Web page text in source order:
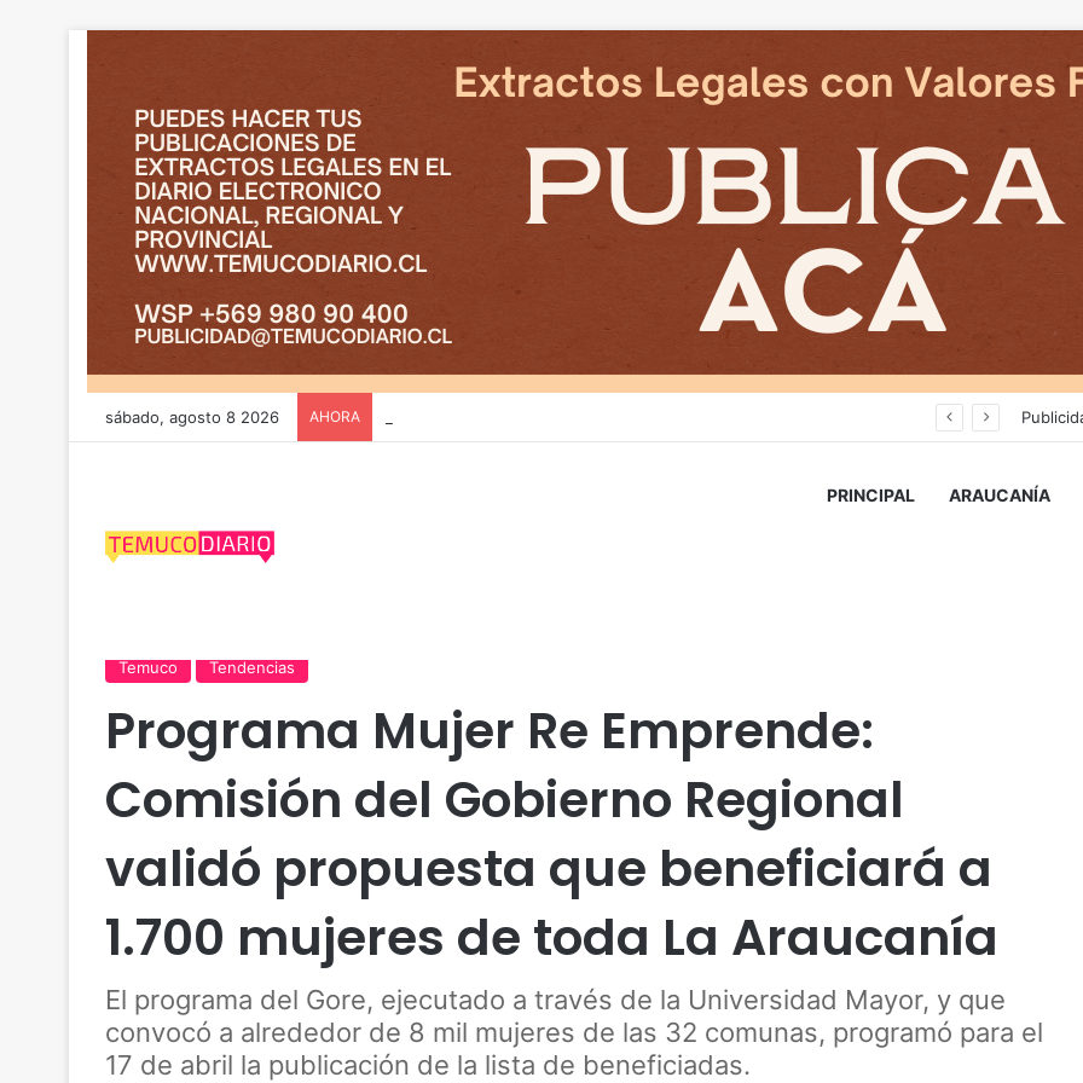
sábado, agosto 8 2026 AHORA
PRINCIPAL ARAUCANÍA
Temuco
Tendencias
Programa Mujer Re Emprende:
Comisión del Gobierno Regional
validó propuesta que beneficiará a
1.700 mujeres de toda La Araucanía
El programa del Gore, ejecutado a través de la Universidad Mayor, y que
convocó a alrededor de 8 mil mujeres de las 32 comunas, programó para el
17 de abril la publicación de la lista de beneficiadas.